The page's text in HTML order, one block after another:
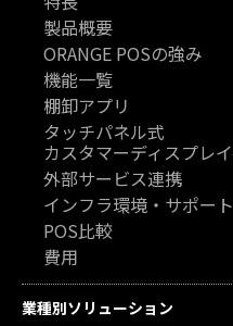
製品概要
ORANGE POSの強み
機能一覧
棚卸アプリ
タッチパネル式
カスタマーディスプレイ
外部サービス連携
インフラ環境・サポート
POS比較
費用
業種別ソリューション